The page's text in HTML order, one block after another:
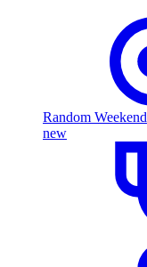
Random Weekend
new